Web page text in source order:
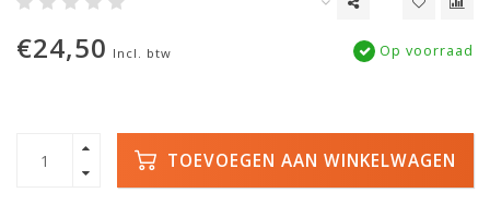
€24,50 Incl. btw Op voorraad
TOEVOEGEN AAN WINKELWAGEN